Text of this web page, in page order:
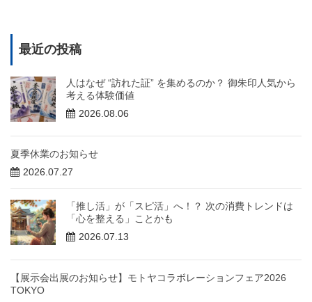
最近の投稿
人はなぜ “訪れた証” を集めるのか？ 御朱印人気から
考える体験価値
2026.08.06
夏季休業のお知らせ
2026.07.27
「推し活」が「スピ活」へ！？ 次の消費トレンドは
「心を整える」ことかも
2026.07.13
【展示会出展のお知らせ】モトヤコラボレーションフェア2026
TOKYO